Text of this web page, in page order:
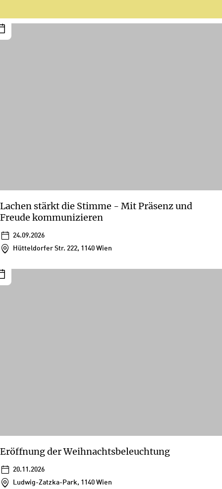
Lachen stärkt die Stimme - Mit Präsenz und
Freude kommunizieren
24.09.2026
Hütteldorfer Str. 222, 1140 Wien
Eröffnung der Weihnachtsbeleuchtung
20.11.2026
Ludwig-Zatzka-Park, 1140 Wien